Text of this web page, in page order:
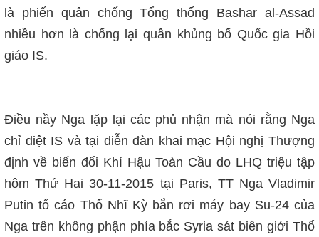
là phiến quân chống Tổng thống Bashar al-Assad
nhiều hơn là chống lại quân khủng bố Quốc gia Hồi
giáo IS.
Điều nầy Nga lặp lại các phủ nhận mà nói rằng Nga
chỉ diệt IS và tại diễn đàn khai mạc Hội nghị Thượng
định về biến đổi Khí Hậu Toàn Cầu do LHQ triệu tập
hôm Thứ Hai 30-11-2015 tại Paris, TT Nga Vladimir
Putin tố cáo Thổ Nhĩ Kỳ bắn rơi máy bay Su-24 của
Nga trên không phận phía bắc Syria sát biên giới Thổ